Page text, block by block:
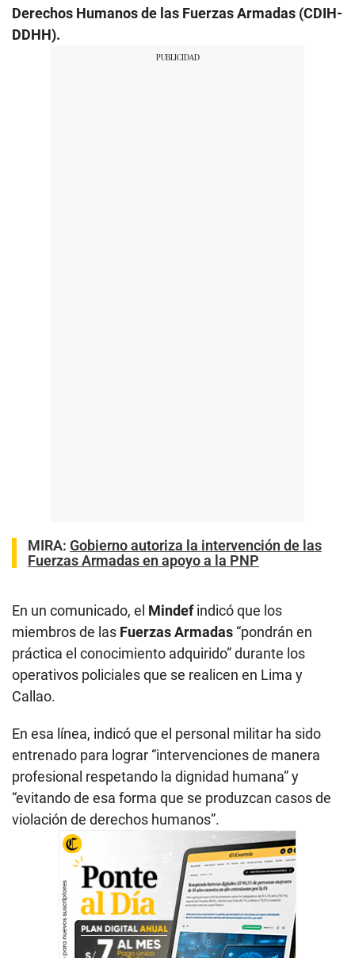
Derechos Humanos de las Fuerzas Armadas (CDIH-
DDHH).
MIRA: Gobierno autoriza la intervención de las
Fuerzas Armadas en apoyo a la PNP
En un comunicado, el Mindefindicó que los
miembros de las Fuerzas Armadas “pondrán en
práctica el conocimiento adquirido” durante los
operativos policiales que se realicen en Lima y
Callao.
En esa línea, indicó que el personal militar ha sido
entrenado para lograr “intervenciones de manera
profesional respetando la dignidad humana” y
“evitando de esa forma que se produzcan casos de
violación de derechos humanos”.